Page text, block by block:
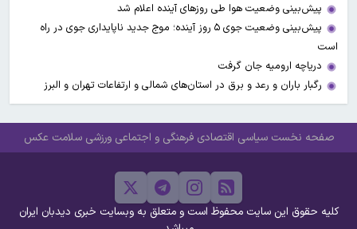
پیش‌بینی وضعیت هوا طی روزهای آینده اعلام شد
پیش‌بینی وضعیت جوی ۵ روز آینده؛ موج جدید ناپایداری جوی در راه
است
دریاچه ارومیه جان گرفت
رگبار باران و رعد و برق در استان‌های شمالی و ارتفاعات تهران و البرز
صفحه نخست سیاسی اقتصادی فرهنگی و اجتماعی ورزشی سلامت عکس
کلیه حقوق این سایت محفوظ است و متعلق به وبسایت خبری دیدبان ایران